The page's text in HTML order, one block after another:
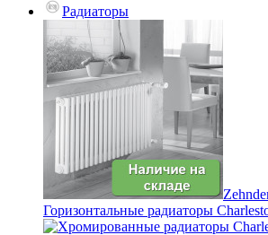
Радиаторы
Горизонтальные радиаторы